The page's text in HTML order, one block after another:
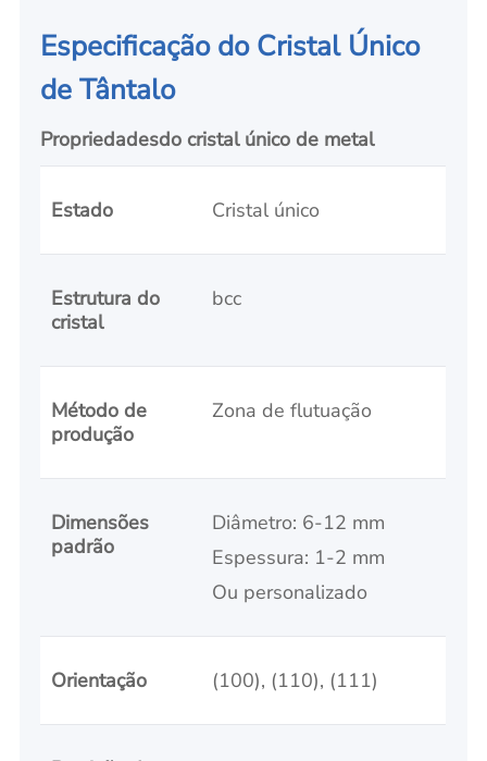
Especificação do Cristal Único
de Tântalo
Propriedadesdo cristal único de metal
Estado Cristal único
Estrutura do
cristal
bcc
Método de
produção
Zona de flutuação
Dimensões
padrão
Diâmetro: 6-12 mm
Espessura: 1-2 mm
Ou personalizado
Orientação (100), (110), (111)